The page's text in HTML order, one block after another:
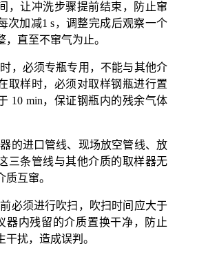
，让冲洗步骤提前结束，防止窜
次加减1 s，调整完成后观察一个
，直至不窜气为止。
，必须专瓶专用，不能与其他介
取样时，必须对取样钢瓶进行置
10 min，保证钢瓶内的残余气体
的进口管线、现场放空管线、放
三条管线与其他介质的取样器无
互窜。
必须进行吹扫，吹扫时间应大于
器内残留的介质置换干净，防止
扰，造成误判。